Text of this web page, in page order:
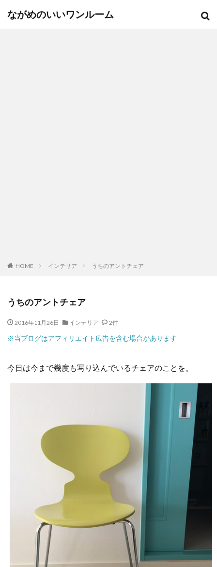
ながめのいいワンルーム
HOME インテリア うちのアントチェア
うちのアントチェア
2016年11月26日 インテリア 2件
※当ブログはアフィリエイト広告を含む場合があります
今日は今まで幾度も写り込んでいるチェアのことを。